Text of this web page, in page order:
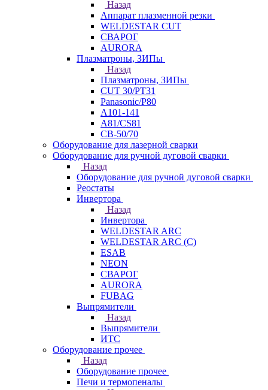
Назад
Аппарат плазменной резки
WELDESTAR CUT
СВАРОГ
AURORA
Плазматроны, ЗИПы
Назад
Плазматроны, ЗИПы
CUT 30/PT31
Panasonic/P80
А101-141
А81/CS81
СВ-50/70
Оборудование для лазерной сварки
Оборудование для ручной дуговой сварки
Назад
Оборудование для ручной дуговой сварки
Реостаты
Инвертора
Назад
Инвертора
WELDESTAR ARC
WELDESTAR ARC (С)
ESAB
NEON
СВАРОГ
AURORA
FUBAG
Выпрямители
Назад
Выпрямители
ИТС
Оборудование прочее
Назад
Оборудование прочее
Печи и термопеналы